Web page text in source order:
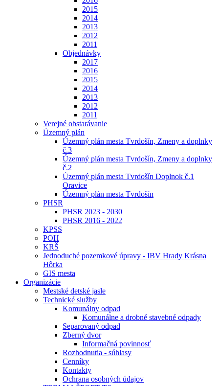
2015
2014
2013
2012
2011
Objednávky
2017
2016
2015
2014
2013
2012
2011
Verejné obstarávanie
Územný plán
Územný plán mesta Tvrdošín, Zmeny a doplnky
č.3
Územný plán mesta Tvrdošín, Zmeny a doplnky
č.2
Územný plán mesta Tvrdošín Doplnok č.1
Oravice
Územný plán mesta Tvrdošín
PHSR
PHSR 2023 - 2030
PHSR 2016 - 2022
KPSS
POH
KRŠ
Jednoduché pozemkové úpravy - IBV Hrady Krásna
Hôrka
GIS mesta
Organizácie
Mestské detské jasle
Technické služby
Komunálny odpad
Komunálne a drobné stavebné odpady
Separovaný odpad
Zberný dvor
Informačná povinnosť
Rozhodnutia - súhlasy
Cenníky
Kontakty
Ochrana osobných údajov